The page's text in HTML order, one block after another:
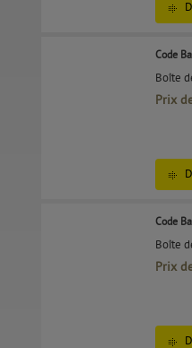
Code
Boîte
Prix
Code
Boîte
Prix